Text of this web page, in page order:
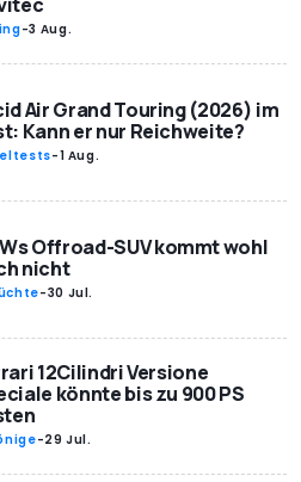
-3 Aug.
Air Grand Touring (2026) im
Kann er nur Reichweite?
-1 Aug.
Offroad-SUV kommt wohl
nicht
-30 Jul.
12Cilindri Versione
könnte bis zu 900 PS
-29 Jul.